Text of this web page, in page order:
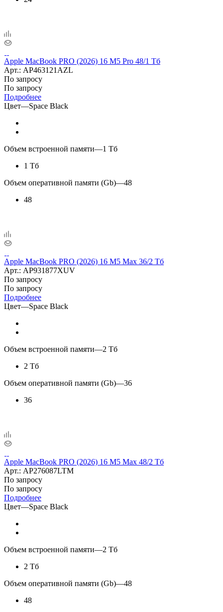
Apple MacBook PRO (2026) 16 M5 Pro 48/1 Тб
Арт.: AP463121AZL
По запросу
По запросу
Подробнее
Цвет—Space Black
Объем встроенной памяти—1 Тб
1 Тб
Объем оперативной памяти (Gb)—48
48
Apple MacBook PRO (2026) 16 M5 Max 36/2 Тб
Арт.: AP931877XUV
По запросу
По запросу
Подробнее
Цвет—Space Black
Объем встроенной памяти—2 Тб
2 Тб
Объем оперативной памяти (Gb)—36
36
Apple MacBook PRO (2026) 16 M5 Max 48/2 Тб
Арт.: AP276087LTM
По запросу
По запросу
Подробнее
Цвет—Space Black
Объем встроенной памяти—2 Тб
2 Тб
Объем оперативной памяти (Gb)—48
48